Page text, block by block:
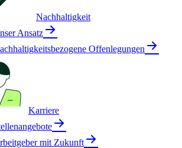
Nachhaltigkeit
Ansatz
Offenlegungen
Karriere
mit Zukunft